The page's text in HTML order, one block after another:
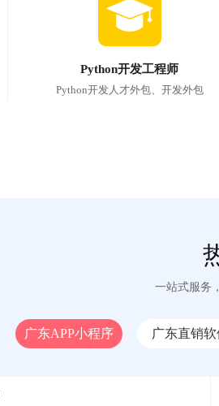
Python开发工程师
Python开发人才外包、开发外包
一站式服务
广东APP小程序 广东直销